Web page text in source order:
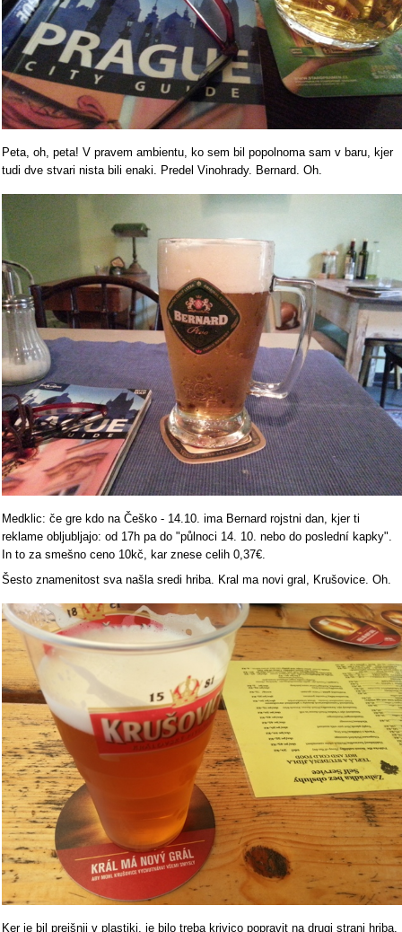
Peta, oh, peta! V pravem ambientu, ko sem bil popolnoma sam v baru, kjer
tudi dve stvari nista bili enaki. Predel Vinohrady. Bernard. Oh.
Medklic: če gre kdo na Češko - 14.10. ima Bernard rojstni dan, kjer ti
reklame obljubljajo: od 17h pa do "půlnoci 14. 10. nebo do poslední kapky".
In to za smešno ceno 10kč, kar znese celih 0,37€.
Šesto znamenitost sva našla sredi hriba. Kral ma novi gral, Krušovice. Oh.
Ker je bil prejšnji v plastiki, je bilo treba krivico popravit na drugi strani hriba.